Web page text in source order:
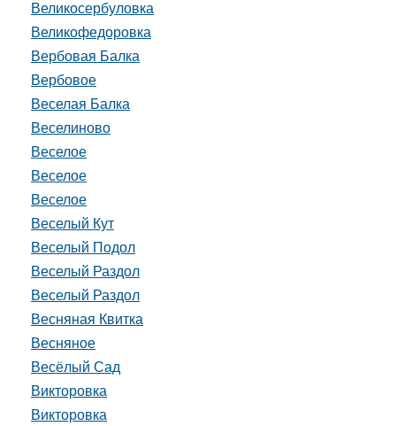
Великосербуловка
Великофедоровка
Вербовая Балка
Вербовое
Веселая Балка
Веселиново
Веселое
Веселое
Веселое
Веселый Кут
Веселый Подол
Веселый Раздол
Веселый Раздол
Весняная Квитка
Весняное
Весёлый Сад
Викторовка
Викторовка